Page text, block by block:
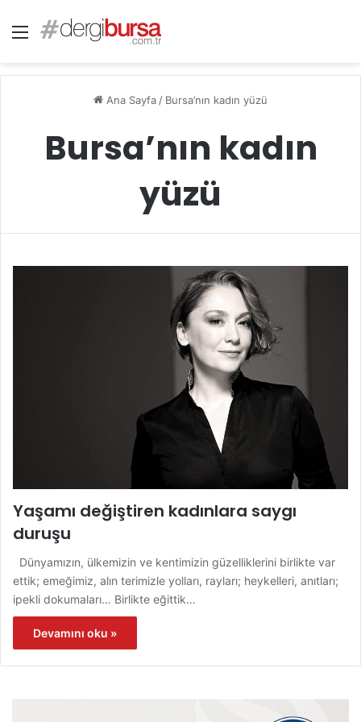
Menü
Ana Sayfa / Bursa’nın kadın yüzü
Bursa’nın kadın
yüzü
Yaşamı değiştiren kadınlara saygı
duruşu
Dünyamızın, ülkemizin ve kentimizin güzelliklerini birlikte var
ettik; emeğimiz, alın terimizle yolları, rayları; heykelleri, anıtları;
ipekli dokumaları… Birlikte eğittik…
Devamını oku »